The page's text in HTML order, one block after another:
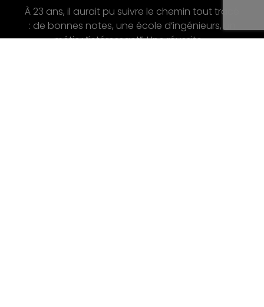
Nous vous invitons à rencontrer Olivia de
Roubin, fondatrice de Terre de Milpa, une ferme
agroécologique et sociale située aux abords